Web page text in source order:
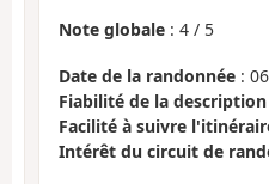
Note globale : 4 / 5
Date de la randonnée :
Fiabilité de la description
Facilité à suivre
Intérêt du circuit de